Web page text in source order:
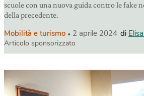
scuole con una nuova guida contro le fake
della precedente.
Mobilità e turismo 2 aprile 2024 di
Articolo sponsorizzato